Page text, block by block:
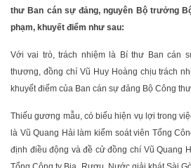
thư Ban cán sự đảng, nguyên Bộ trưởng
phạm, khuyết điểm như sau:
Với vai trò, trách nhiệm là Bí thư Ban cán
thương, đồng chí Vũ Huy Hoàng chịu trách
khuyết điểm của Ban cán sự đảng Bộ Công
Thiếu gương mẫu, có biểu hiện vụ lợi trong
là Vũ Quang Hải làm kiểm soát viên Tổng
định điều động và đề cử đồng chí Vũ Quang